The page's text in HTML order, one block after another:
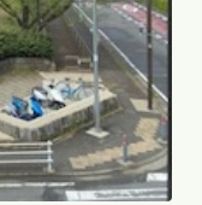
金 土 日祝